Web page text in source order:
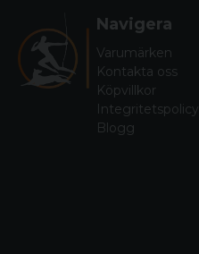
Navigera
Varumärken
Kontakta oss
Köpvillkor
Integritetspolicy
Blogg